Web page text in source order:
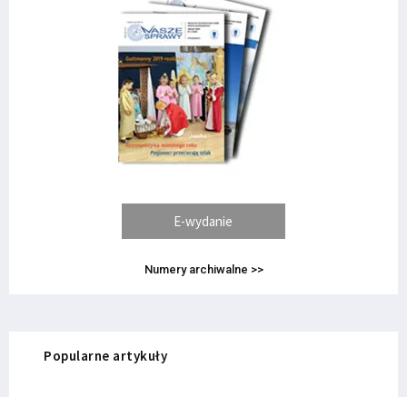
E-wydanie
Numery archiwalne >>
Popularne artykuły